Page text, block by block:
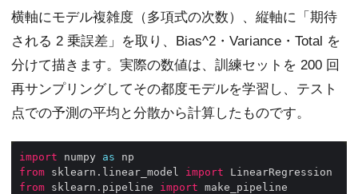
横軸にモデル複雑度（多項式の次数）、縦軸に「期待
される 2 乗誤差」を取り、Bias^2・Variance・Total を
分けて描きます。実際の数値は、訓練セットを 200 回
再サンプリングしてその都度モデルを学習し、テスト
点での予測の平均と分散から計算したものです。
import numpy as
from sklearn.linear_model import
from sklearn.pipeline import